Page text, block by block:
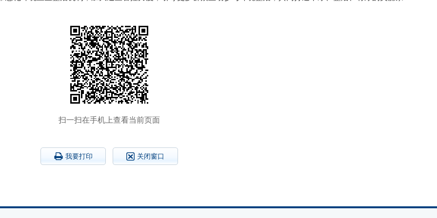
扫一扫在手机上查看当前页面
我要打印 关闭窗口